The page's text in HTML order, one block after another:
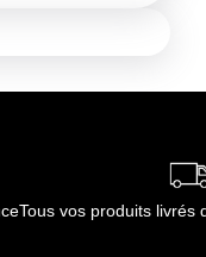
Tous vos produits livrés